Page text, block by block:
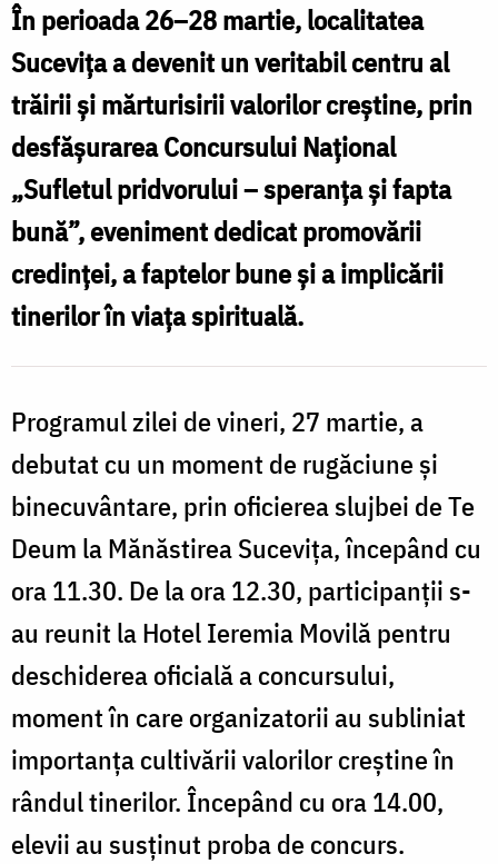
În perioada 26–28 martie, localitatea
Sucevițaa devenit un veritabil centru al
trăirii și mărturisirii valorilor creștine, prin
desfășurarea Concursului Național
„Sufletul pridvorului – speranța și fapta
bună”, eveniment dedicat promovării
credinței, a faptelor bune și a implicării
tinerilor în viața spirituală.
Programul zilei de vineri, 27 martie, a
debutat cu un moment de rugăciune și
binecuvântare, prin oficierea slujbei de Te
Deum laMănăstirea Sucevița, începând cu
ora 11.30. De la ora 12.30, participanții s-
au reunit la Hotel Ieremia Movilă pentru
deschiderea oficială a concursului,
moment în care organizatorii au subliniat
importanța cultivării valorilor creștine în
rândul tinerilor. Începând cu ora 14.00,
elevii au susținut proba de concurs.